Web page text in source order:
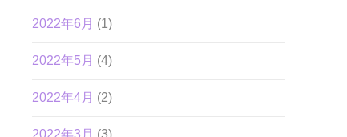
2022年6月 (1)
2022年5月 (4)
2022年4月 (2)
2022年3月 (3)